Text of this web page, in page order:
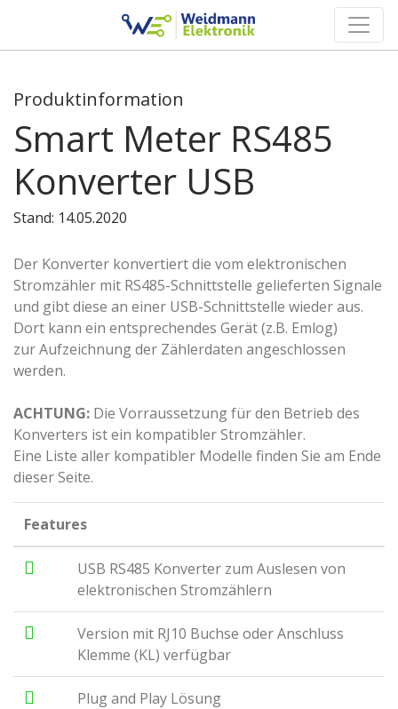
Produktinformation
Smart Meter RS485
Konverter USB
Stand: 14.05.2020
Der Konverter konvertiert die vom elektronischen
Stromzähler mit RS485-Schnittstelle gelieferten Signale
und gibt diese an einer USB-Schnittstelle wieder aus.
Dort kann ein entsprechendes Gerät (z.B. Emlog)
zur Aufzeichnung der Zählerdaten angeschlossen
werden.
ACHTUNG: Die Vorraussetzung für den Betrieb des
Konverters ist ein kompatibler Stromzähler.
Eine Liste aller kompatibler Modelle finden Sie am Ende
dieser Seite.
Features
USB RS485 Konverter zum Auslesen von
elektronischen Stromzählern
Version mit RJ10 Buchse oder Anschluss
Klemme (KL) verfügbar
Plug and Play Lösung